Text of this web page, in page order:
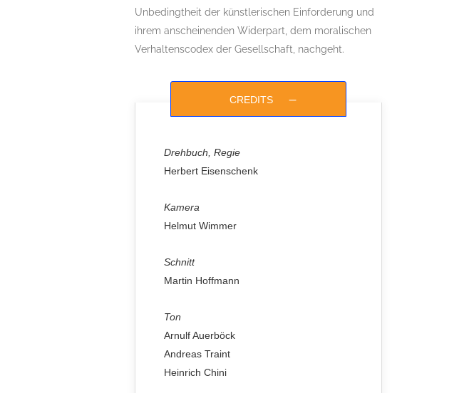
Unbedingtheit der künstlerischen Einforderung und
ihrem anscheinenden Widerpart, dem moralischen
Verhaltenscodex der Gesellschaft, nachgeht.
CREDITS
Drehbuch, Regie
Herbert Eisenschenk
Kamera
Helmut Wimmer
Schnitt
Martin Hoffmann
Ton
Arnulf Auerböck
Andreas Traint
Heinrich Chini